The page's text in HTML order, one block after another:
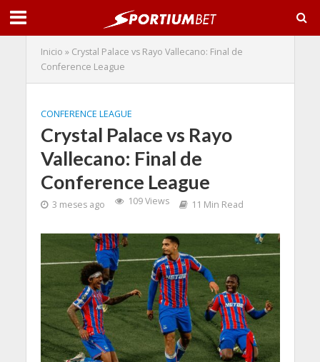
Inicio » Crystal Palace vs Rayo Vallecano: Final de
Conference League
CONFERENCE LEAGUE
Crystal Palace vs Rayo
Vallecano: Final de
Conference League
3 meses ago 109 Views 11 Min Read